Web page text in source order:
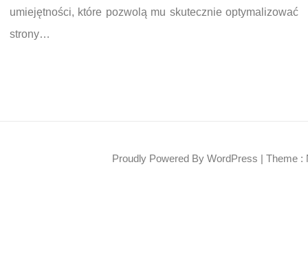
umiejętności, które pozwolą mu skutecznie optymalizować
strony…
Proudly Powered By WordPress | Theme :